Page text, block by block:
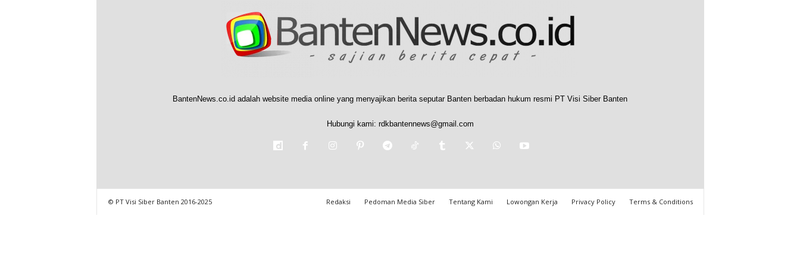
BantenNews.co.id adalah website media online yang menyajikan berita seputar Banten berbadan hukum resmi PT Visi Siber Banten
Hubungi kami: rdkbantennews@gmail.com
Redaksi Pedoman Media Siber Tentang Kami Lowongan Kerja Privacy Policy Terms & Conditions
© PT Visi Siber Banten 2016-2025